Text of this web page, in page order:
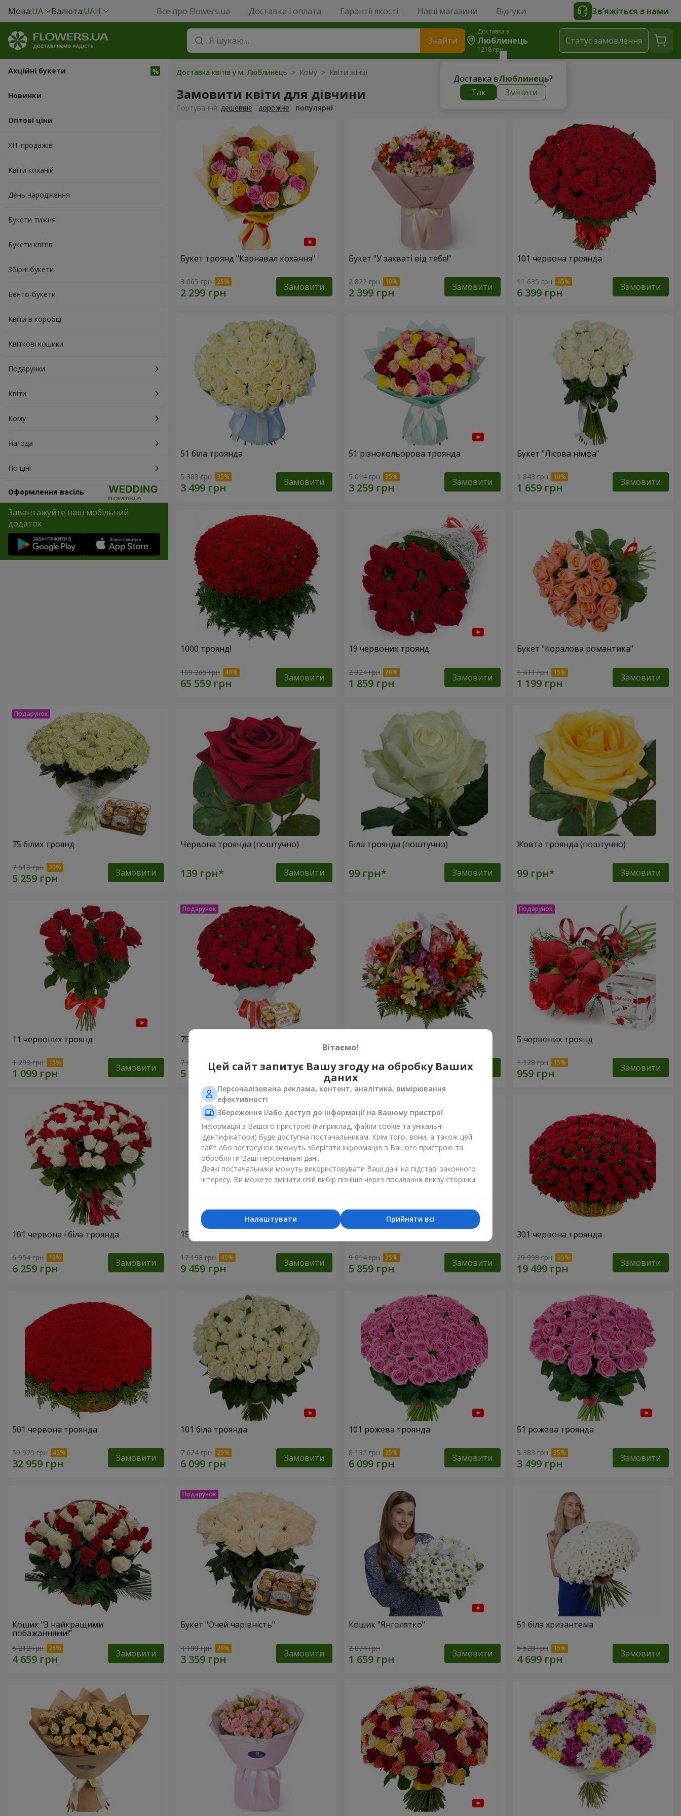
Мова:UA Валюта:UAH Все про Flowers.ua Доставка і оплата Гарантії якості Наші магазини Відгуки Зв’яжіться з нами
Знайти
Доставка в
Люблинець
1218 грн
Доставка вЛюблинець?
Так
Змінити
Статус замовлення
Акційні букети
Новинки
Оптові ціни
ХІТ продажів
Квіти коханій
День народження
Букети тижня
Букети квітів
Збірні букети
Бенто-букети
Квіти в коробці
Квіткові кошики
Подарунки
Квіти
Кому
Нагода
По ціні
Оформлення весіль
Завантажуйте наш мобільний
додаток
Доставка квітів у м. Люблинець > Кому > Квіти жінці
Замовити квіти для дівчини
Сортування: дешевше дорожче популярні
Букет троянд "Карнавал кохання"
3 065 грн Замовити
Букет "У захваті від тебе!"
2 822 грн Замовити
101 червона троянда
11 635 грн Замовити
51 біла троянда
5 383 грн Замовити
51 різнокольорова троянда
5 014 грн Замовити
Букет "Лісова німфа"
1 843 грн Замовити
1000 троянд!
109 265 грн Замовити
19 червоних троянд
2 324 грн Замовити
Букет "Коралова романтика"
1 411 грн Замовити
75 білих троянд
7 513 грн Замовити
Червона троянда (поштучно)
Замовити
Біла троянда (поштучно)
Замовити
Жовта троянда (поштучно)
Замовити
11 червоних троянд
1 293 грн Замовити
75 червоних троянд
7 656 грн Замовити 3 528 грн Замовити
5 червоних троянд
1 128 грн Замовити
101 червона і біла троянда
6 954 грн Замовити
151 червона троянда
17 198 грн Замовити 9 014 грн Замовити
301 червона троянда
29 998 грн Замовити
501 червона троянда
59 925 грн Замовити
101 біла троянда
7 624 грн Замовити
101 рожева троянда
8 132 грн Замовити
51 рожева троянда
5 383 грн Замовити
Кошик "З найкращими
побажаннями!"
6 212 грн Замовити
Букет "Очей чарівність"
4 199 грн Замовити
Кошик "Янголятко"
2 074 грн Замовити
51 біла хризантема
5 528 грн Замовити
Вітаємо!
Цей сайт запитує Вашу згоду на обробку Ваших
даних
Персоналізована реклама, контент, аналітика, вимірювання
ефективності
Збереження і/або доступ до інформації на Вашому пристрої
Інформація з Вашого пристрою (наприклад, файли cookie та унікальні
ідентифікатори) буде доступна постачальникам. Крім того, вони, а також цей
сайт або застосунок зможуть зберігати інформацію з Вашого пристрою та
обробляти Ваші персональні дані.
Деякі постачальники можуть використовувати Ваші дані на підставі законного
інтересу. Ви можете змінити свій вибір пізніше через посилання внизу сторінки.
Прийняти всі
Налаштувати